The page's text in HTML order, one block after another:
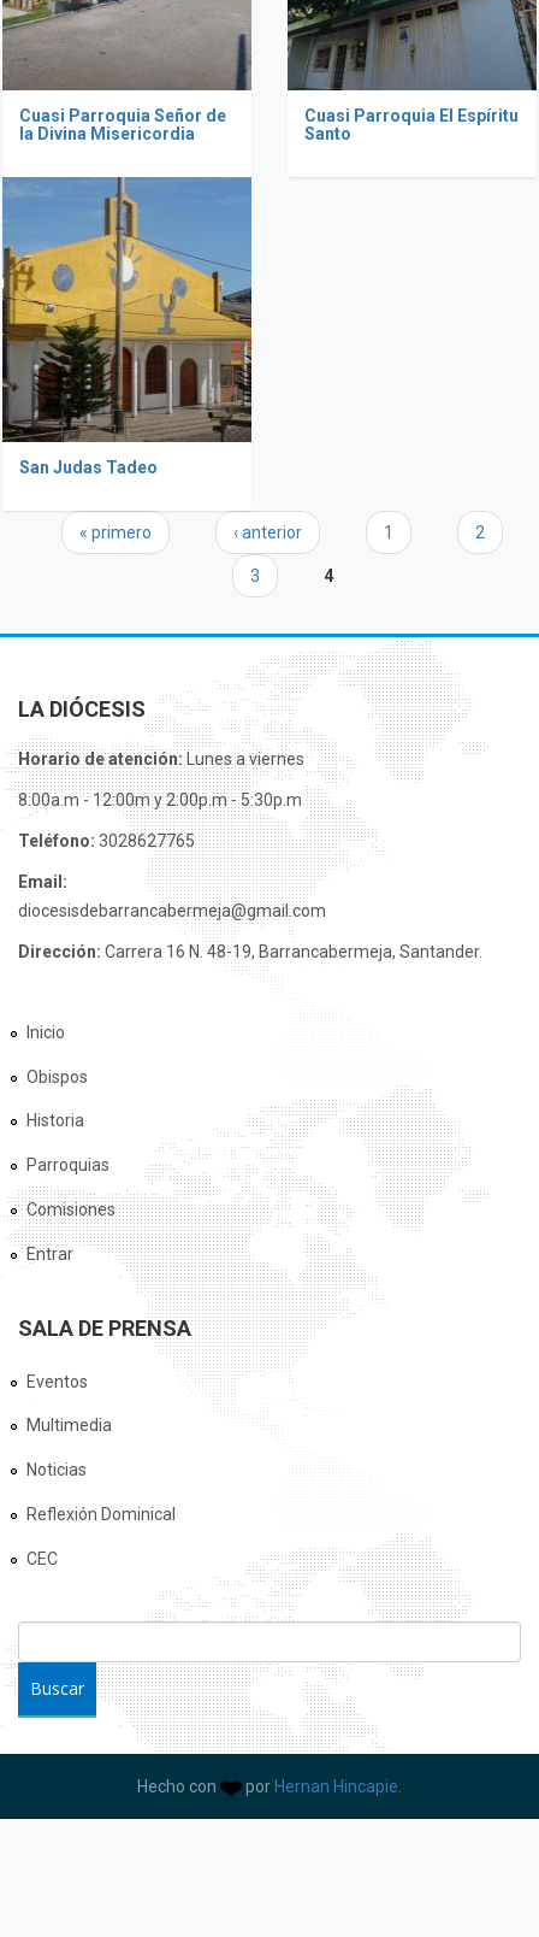
Cuasi Parroquia Señor de
la Divina Misericordia
Cuasi Parroquia El Espíritu
Santo
San Judas Tadeo
Páginas
« primero ‹ anterior 1 2
3 4
LA DIÓCESIS
Horario de atención:Lunes a viernes
8:00a.m - 12:00m y 2:00p.m - 5:30p.m
Teléfono: 3028627765
Email:
diocesisdebarrancabermeja@gmail.com
Dirección: Carrera 16 N. 48-19, Barrancabermeja, Santander.
Inicio
Obispos
Historia
Parroquias
Comisiones
Entrar
SALA DE PRENSA
Eventos
Multimedia
Noticias
Reflexión Dominical
CEC
FORMULARIO DE BÚSQUEDA
Hecho con por Hernan Hincapie.